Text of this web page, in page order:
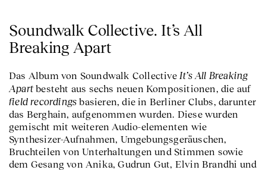
Soundwalk Collective. It’s All
Breaking Apart
Das Album von Soundwalk Collective It’s All Breaking
Apartbesteht aus sechs neuen Kompositionen, die auf
field recordings basieren, die in Berliner Clubs, darunter
das Berghain, aufgenommen wurden. Diese wurden
gemischt mit weiteren Audio-elementen wie
Synthesizer-Aufnahmen, Umgebungsgeräuschen,
Bruchteilen von Unterhaltungen und Stimmen sowie
dem Gesang von Anika, Gudrun Gut, Elvin Brandhi und